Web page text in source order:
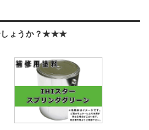
しょうか？★★★